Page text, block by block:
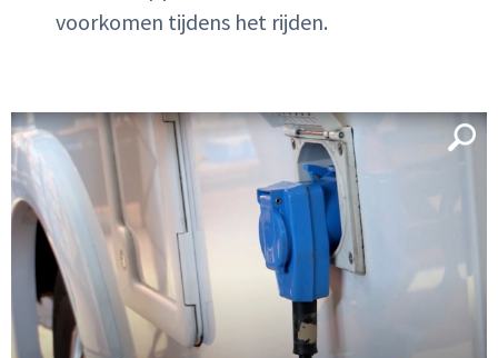
voorkomen tijdens het rijden.
Inloggen